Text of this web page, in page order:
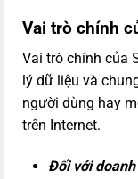
Vai trò chính
Vai trò chính của
lý dữ liệu và
người dùng hay
trên Internet.
Đối với